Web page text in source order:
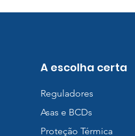
A escolha certa
Reguladores
Asas e BCDs
Proteção Térmica